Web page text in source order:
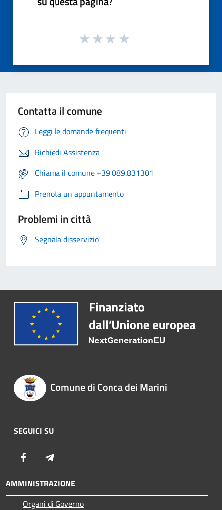
Contatta il comune
Leggi le domande frequenti
Richiedi Assistenza
Chiama il comune +39 089.831301
Prenota un appuntamento
Problemi in città
Segnala disservizio
Comune di Conca dei Marini
SEGUICI SU
Facebook
AMMINISTRAZIONE
Organi di Governo